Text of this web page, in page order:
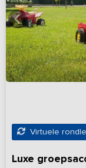
Virtuele
Luxe